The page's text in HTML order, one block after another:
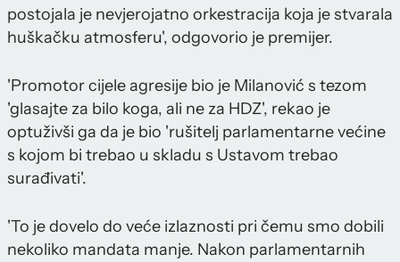
postojala je nevjerojatno orkestracija koja je stvarala
huškačku atmosferu', odgovorio je premijer.
'Promotor cijele agresije bio je Milanović s tezom
'glasajte za bilo koga, ali ne za HDZ', rekao je
optuživši ga da je bio 'rušitelj parlamentarne većine
s kojom bi trebao u skladu s Ustavom trebao
surađivati'.
'To je dovelo do veće izlaznosti pri čemu smo dobili
nekoliko mandata manje. Nakon parlamentarnih